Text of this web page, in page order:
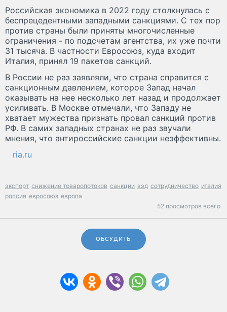
Российская экономика в 2022 году столкнулась с
беспрецедентными западными санкциями. С тех пор
против страны были приняты многочисленные
ограничения - по подсчетам агентства, их уже почти
31 тысяча. В частности Евросоюз, куда входит
Италия, принял 19 пакетов санкций.
В России не раз заявляли, что страна справится с
санкционным давлением, которое Запад начал
оказывать на нее несколько лет назад и продолжает
усиливать. В Москве отмечали, что Западу не
хватает мужества признать провал санкций против
РФ. В самих западных странах не раз звучали
мнения, что антироссийские санкции неэффективны.
ria.ru
экспорт снижение товаропотоков санкции вэд сотрудничество италия
россия евросоюз европа
52 просмотров всего.
ОБСУДИТЬ